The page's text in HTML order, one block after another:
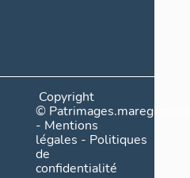
Copyright
©
- Mentions
légales - Politiques
de
confidentialité